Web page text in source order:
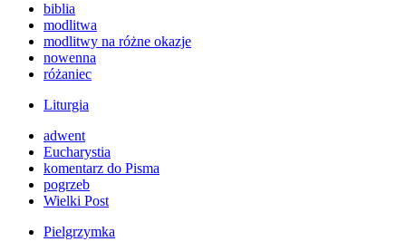
biblia
modlitwa
modlitwy na różne okazje
nowenna
różaniec
Liturgia
adwent
Eucharystia
komentarz do Pisma
pogrzeb
Wielki Post
Pielgrzymka